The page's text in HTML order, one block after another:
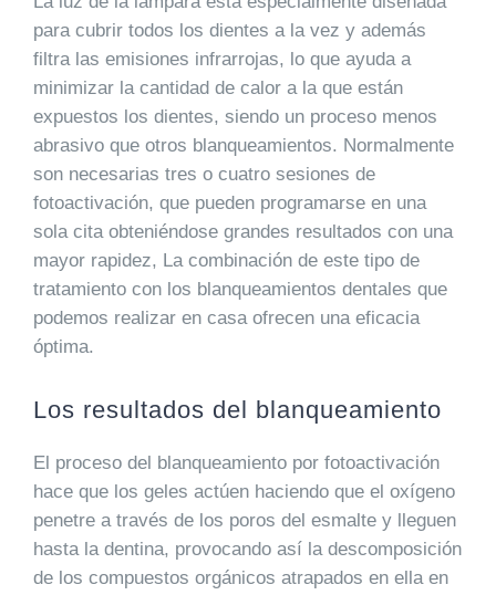
para cubrir todos los dientes a la vez y además
filtra las emisiones infrarrojas, lo que ayuda a
minimizar la cantidad de calor a la que están
expuestos los dientes, siendo un proceso menos
abrasivo que otros blanqueamientos. Normalmente
son necesarias tres o cuatro sesiones de
fotoactivación, que pueden programarse en una
sola cita obteniéndose grandes resultados con una
mayor rapidez, La combinación de este tipo de
tratamiento con los blanqueamientos dentales que
podemos realizar en casa ofrecen una eficacia
óptima.
Los resultados del blanqueamiento
El proceso del blanqueamiento por fotoactivación
hace que los geles actúen haciendo que el oxígeno
penetre a través de los poros del esmalte y lleguen
hasta la dentina, provocando así la descomposición
de los compuestos orgánicos atrapados en ella en